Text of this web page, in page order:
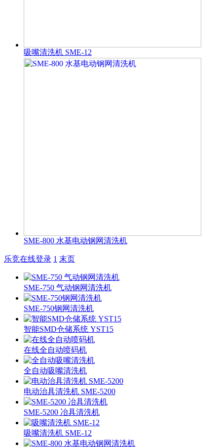
吸嘴清洗机 SME-12
SME-800 水基电动钢网清洗机
乐竞在线登录 1 末页
SME-750 气动钢网清洗机
SME-750钢网清洗机
智能SMD仓储系统 YST15
在线全自动喷码机
全自动吸嘴清洗机
电动治具清洗机 SME-5200
SME-5200 冶具清洗机
吸嘴清洗机 SME-12